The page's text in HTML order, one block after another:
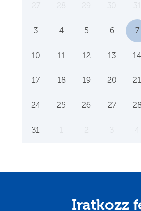
3 4 5 6 7
10 11 12 13 14
17 18 19 20 21
24 25 26 27 28
31
Iratkozz